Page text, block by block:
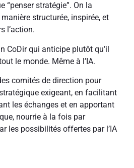
“penser stratégie”. On la
structurée, inspirée, et
l’action.
CoDir qui anticipe plutôt qu’il
le monde. Même à l’IA.
comités de direction pour
exigeant, en facilitant
les échanges et en apportant
nourrie à la fois par
les possibilités offertes par l’IA